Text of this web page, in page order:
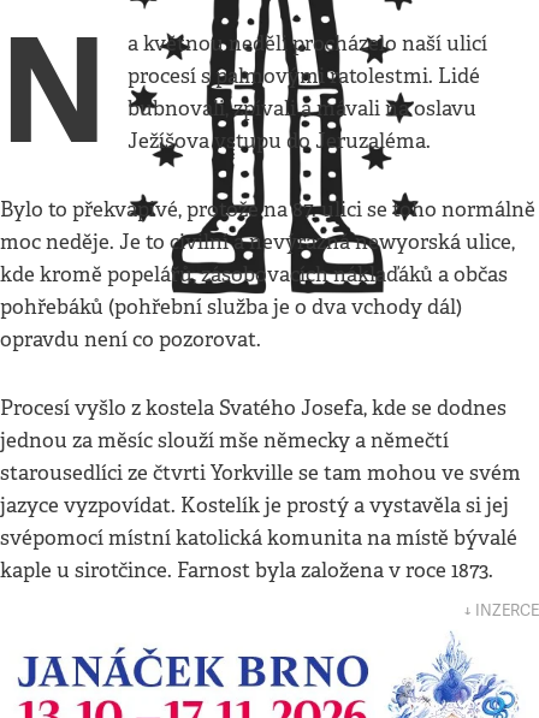
N
a květnou neděli procházelo naší ulicí
procesí s palmovými ratolestmi. Lidé
bubnovali, zpívali a mávali na oslavu
Ježíšova vstupu do Jeruzaléma.
Bylo to překvapivé, protože na 87. ulici se toho normálně
moc neděje. Je to civilní a nevýrazná newyorská ulice,
kde kromě popelářů, zásobovacích náklaďáků a občas
pohřebáků (pohřební služba je o dva vchody dál)
opravdu není co pozorovat.
Procesí vyšlo z kostela Svatého Josefa, kde se dodnes
jednou za měsíc slouží mše německy a němečtí
starousedlíci ze čtvrti Yorkville se tam mohou ve svém
jazyce vyzpovídat. Kostelík je prostý a vystavěla si jej
svépomocí místní katolická komunita na místě bývalé
kaple u sirotčince. Farnost byla založena v roce 1873.
↓ INZERCE